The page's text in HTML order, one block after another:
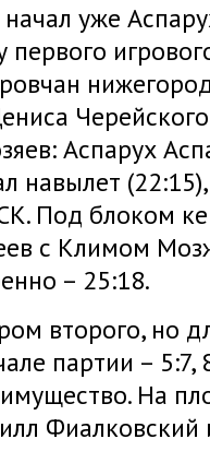
уже
Аспарух
навылет
Под блоком
с Климом
– 25:18.
второго, но
партии –
На